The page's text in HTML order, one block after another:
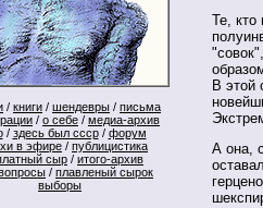
/ книги / шендевры / письма
/ о себе / медиа-архив
/ здесь был ссср/ форум
в эфире / публицистика
сыр / итого-архив
/ плавленый сырок
выборы
Те, кто
В этой
А она,